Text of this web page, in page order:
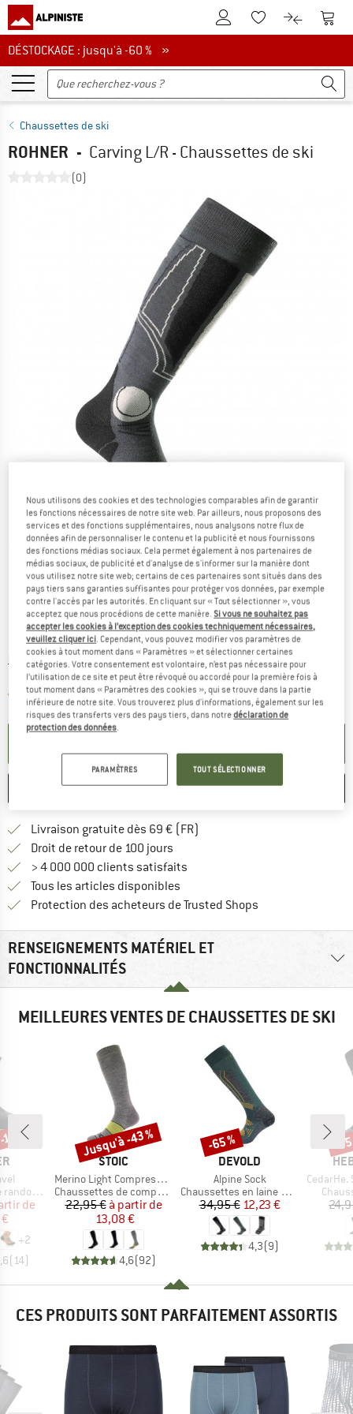
Vers le compte client
Vers la liste
Vers le
DÉSTOCKAGE : jusqu'à -60 %
DÉSTOCKAGE : jusqu'à -60 % »
Chaussettes de ski
ROHNER - Carving L/R - Chaussettes de ski
(0)
Photos détaillées
Prix:
29,95€ TVA incl.
hors Frais de livraisonInformations sur les frais de livraison. Ouvre une
Article momentanément épuisé;Le lien s'ouvre dans une boîte
ENREGISTRER COMPARER
Livraison gratuite dès 69 € (FR)
Droit de retour de 100 jours
> 4 000 000 clients satisfaits
Tous les articles disponibles
Protection des acheteurs de Trusted Shops
RENSEIGNEMENTS MATÉRIEL ET
FONCTIONNALITÉS
MEILLEURES VENTES DE CHAUSSETTES DE SKI
réduit
de
+2
( 14)
%
MARQUE
STOIC
Article
Merino Light Compression Socks
Product group
Chaussettes de compression
Prix
22,95 € Prix réduit
à partir de
13,08 €
4,6(92)
Remise
Jusqu'à -43 %
MARQUE
DEVOLD
Article
Alpine Sock
Product group
Chaussettes en laine mérinos
Prix
34,95 €Prix réduit
12,23 €
4,3(9)
Remise
-65 %
Article
CedarHe.
-
CES PRODUITS SONT PARFAITEMENT ASSORTIS
Nous utilisons des cookies et des technologies comparables afin de garantir
les fonctions nécessaires de notre site web. Par ailleurs, nous proposons des
services et des fonctions supplémentaires, nous analysons notre flux de
données afin de personnaliser le contenu et la publicité et nous fournissons
des fonctions médias sociaux. Cela permet également à nos partenaires de
médias sociaux, de publicité et d'analyse de s'informer sur la manière dont
vous utilisez notre site web; certains de ces partenaires sont situés dans des
pays tiers sans garanties suffisantes pour protéger vos données, par exemple
contre l'accès par les autorités. En cliquant sur « Tout sélectionner », vous
acceptez que nous procédions de cette manière.Si vous ne souhaitez pas
accepter les cookies à l’exception des cookies techniquement nécessaires,
veuillez cliquer ici. Cependant, vous pouvez modifier vos paramètres de
cookies à tout moment dans « Paramètres » et sélectionner certaines
catégories. Votre consentement est volontaire, n’est pas nécessaire pour
l’utilisation de ce site et peut être révoqué ou accordé pour la première fois à
tout moment dans « Paramètres des cookies », qui se trouve dans la partie
inférieure de notre site. Vous trouverez plus d'informations, également sur les
risques des transferts vers des pays tiers, dans notredéclaration de
protection des données.
PARAMÈTRES TOUT SÉLECTIONNER